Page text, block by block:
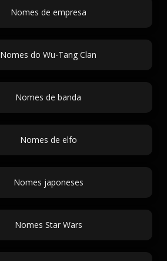
Nomes de empresa
Nomes do Wu-Tang Clan
Nomes de banda
Nomes de elfo
Nomes japoneses
Nomes Star Wars